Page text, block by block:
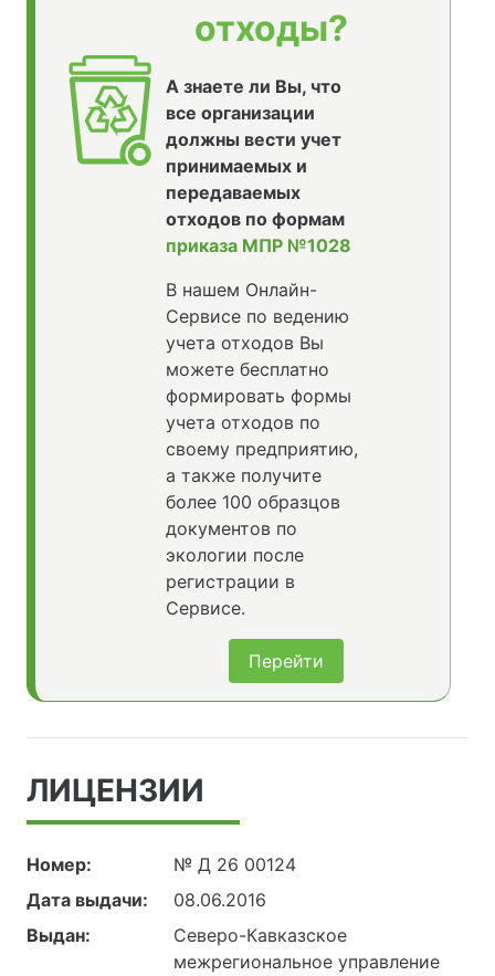
отходы?
А знаете ли Вы, что
все организации
должны вести учет
принимаемых и
передаваемых
отходов по формам
приказа МПР №1028
В нашем Онлайн-
Сервисе по ведению
учета отходов Вы
можете бесплатно
формировать формы
учета отходов по
своему предприятию,
а также получите
более 100 образцов
документов по
экологии после
регистрации в
Сервисе.
Перейти
ЛИЦЕНЗИИ
Номер:
№ Д 26 00124
Дата выдачи:
08.06.2016
Выдан:
Северо-Кавказское
межрегиональное управление